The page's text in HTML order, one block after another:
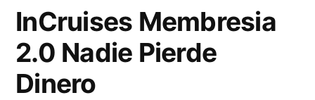
InCruises Membresia
2.0 Nadie Pierde
Dinero